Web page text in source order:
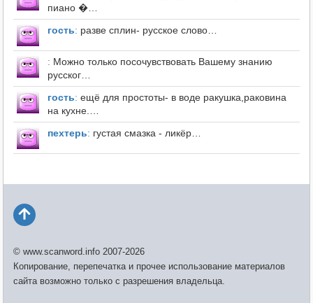
пиано �…
гость: разве сплин- русское слово…
: Можно только посочувствовать Вашему знанию
русског…
гость: ещё для простоты- в воде ракушка,раковина
на кухне.…
пехтерь: густая смазка - ликёр…
© www.scanword.info 2007-2026
Копирование, перепечатка и прочее использование материалов
сайта возможно только с разрешения владельца.